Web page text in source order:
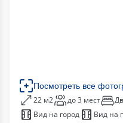
Посмотреть все
22 м2 до 3 мест
Вид на город
Вид на